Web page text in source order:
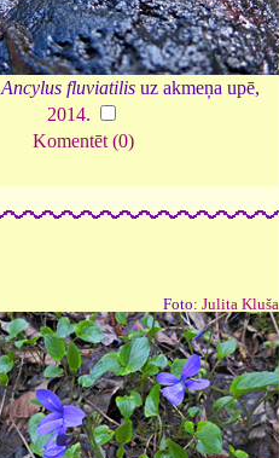
Ancylus fluviatilisuz akmeņa upē,
2014.
Komentēt (0)
Foto: Julita Kluša